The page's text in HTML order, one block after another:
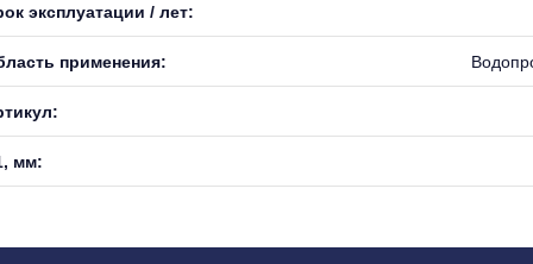
эксплуатации / лет:
применения:
мм: